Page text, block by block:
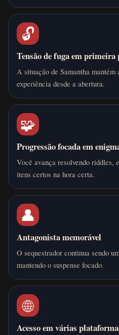
🔓
Tensão de fuga em primeira
A situação de Samantha
experiência desde a abertura.
🧩
Progressão focada em
Você avança resolvendo riddles,
itens certos na hora certa.
👤
Antagonista memorável
O sequestrador continua sendo
mantendo o suspense focado.
🌐
Acesso em várias